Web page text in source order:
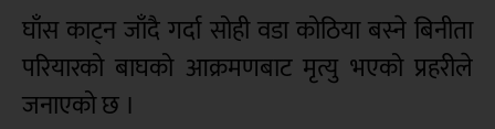
घाँस काट्न जाँदै गर्दा सोही वडा कोठिया बस्ने बिनीता
परियारको बाघको आक्रमणबाट मृत्यु भएको प्रहरीले
जनाएको छ ।